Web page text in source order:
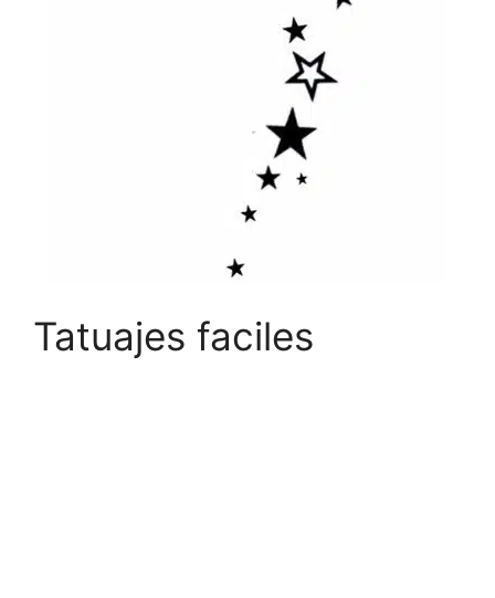
Tatuajes faciles